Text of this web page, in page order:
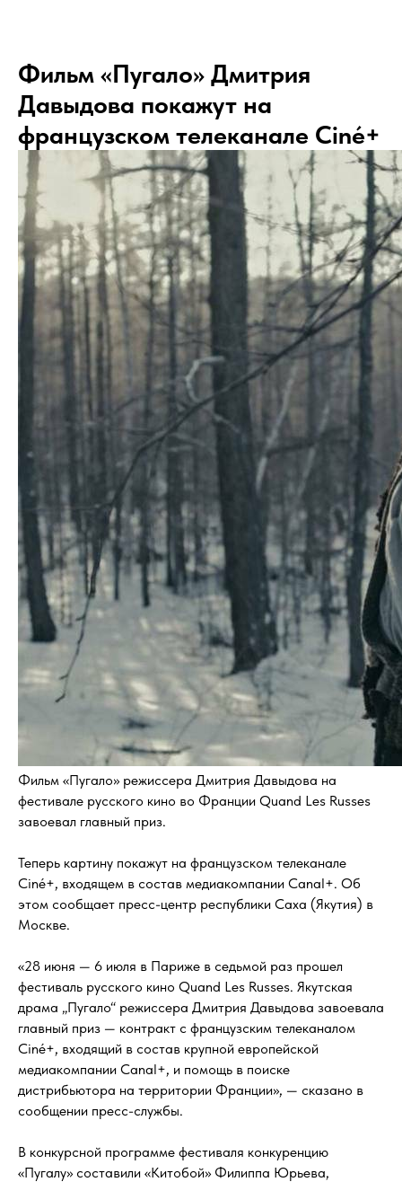
Фильм «Пугало» Дмитрия
Давыдова покажут на
французском телеканале Ciné+
Фильм «Пугало» режиссера Дмитрия Давыдова на
фестивале русского кино во Франции Quand Les Russes
завоевал главный приз.
Теперь картину покажут на французском телеканале
Ciné+, входящем в состав медиакомпании Canal+. Об
этом сообщает пресс-центр республики Саха (Якутия) в
Москве.
«28 июня — 6 июля в Париже в седьмой раз прошел
фестиваль русского кино Quand Les Russes. Якутская
драма „Пугало“ режиссера Дмитрия Давыдова завоевала
главный приз — контракт с французским телеканалом
Ciné+, входящий в состав крупной европейской
медиакомпании Canal+, и помощь в поиске
дистрибьютора на территории Франции», — сказано в
сообщении пресс-службы.
В конкурсной программе фестиваля конкуренцию
«Пугалу» составили «Китобой» Филиппа Юрьева,